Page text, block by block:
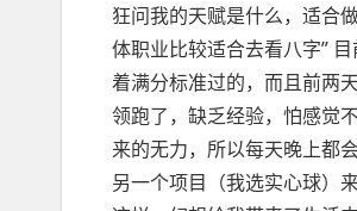
狂问我的天赋是什么，适合
体职业比较适合去看八字”
着满分标准过的，而且前两
领跑了，缺乏经验，怕感觉
来的无力，所以每天晚上都
另一个项目（我选实心球）